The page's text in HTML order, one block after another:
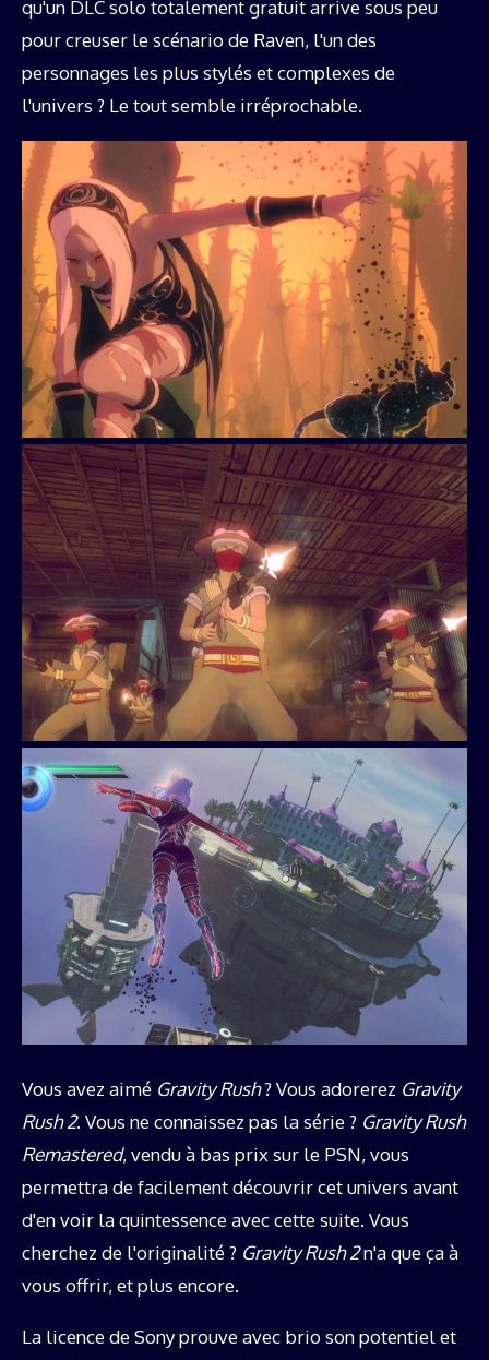
qu'un DLC solo totalement gratuit arrive sous peu
pour creuser le scénario de Raven, l'un des
personnages les plus stylés et complexes de
l'univers ? Le tout semble irréprochable.
Vous avez aimé Gravity Rush? Vous adorerez Gravity
Rush 2. Vous ne connaissez pas la série ? Gravity Rush
Remastered, vendu à bas prix sur le PSN, vous
permettra de facilement découvrir cet univers avant
d'en voir la quintessence avec cette suite. Vous
cherchez de l'originalité ? Gravity Rush 2n'a que ça à
vous offrir, et plus encore.
La licence de Sony prouve avec brio son potentiel et